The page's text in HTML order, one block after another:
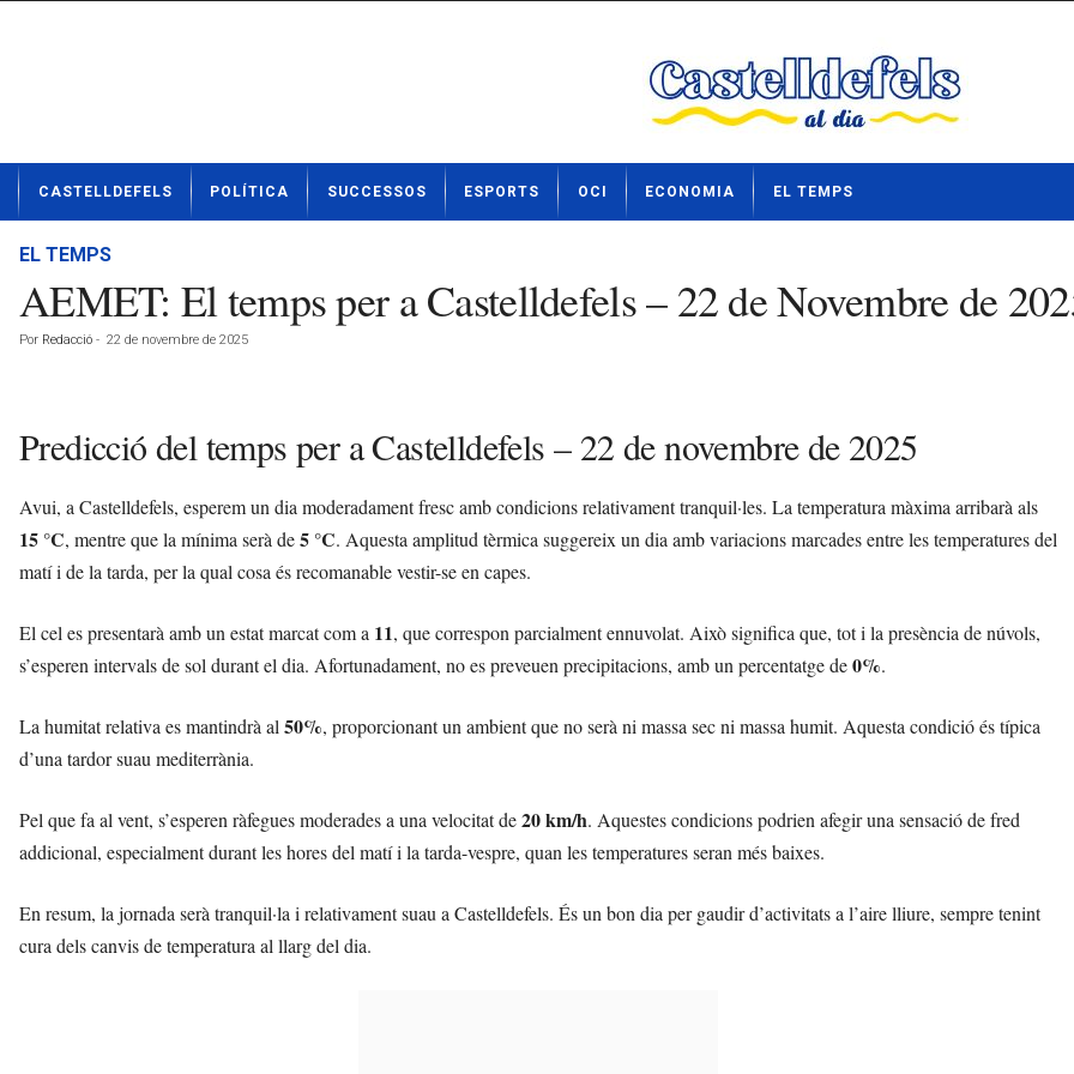
t
CASTELLDEFELS POLÍTICA SUCCESSOS ESPORTS OCI ECONOMIA EL TEMPS
EL TEMPS
AEMET: El temps per a Castelldefels – 22 de Novembre de
Por Redacció - 22 de novembre de 2025
Predicció del temps per a Castelldefels – 22 de novembre de 2025
Avui, a Castelldefels, esperem un dia moderadament fresc amb condicions relativament tranquil·les. La temperatura màxima arribarà als
15 °C, mentre que la mínima serà de5 °C. Aquesta amplitud tèrmica suggereix un dia amb variacions marcades entre les temperatures del
matí i de la tarda, per la qual cosa és recomanable vestir-se en capes.
El cel es presentarà amb un estat marcat com a 11, que correspon parcialment ennuvolat. Això significa que, tot i la presència de núvols,
s’esperen intervals de sol durant el dia. Afortunadament, no es preveuen precipitacions, amb un percentatge de0%.
La humitat relativa es mantindrà al 50%, proporcionant un ambient que no serà ni massa sec ni massa humit. Aquesta condició és típica
d’una tardor suau mediterrània.
Pel que fa al vent, s’esperen ràfegues moderades a una velocitat de20 km/h. Aquestes condicions podrien afegir una sensació de fred
addicional, especialment durant les hores del matí i la tarda-vespre, quan les temperatures seran més baixes.
En resum, la jornada serà tranquil·la i relativament suau a Castelldefels. És un bon dia per gaudir d’activitats a l’aire lliure, sempre tenint
cura dels canvis de temperatura al llarg del dia.